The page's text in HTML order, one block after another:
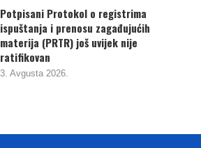
Potpisani Protokol o registrima
ispuštanja i prenosu zagađujućih
materija (PRTR) još uvijek nije
ratifikovan
3. Avgusta 2026.